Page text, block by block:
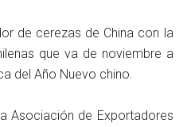
de cerezas de China con la
que va de noviembre a
del Año Nuevo chino.
Asociación de Exportadores